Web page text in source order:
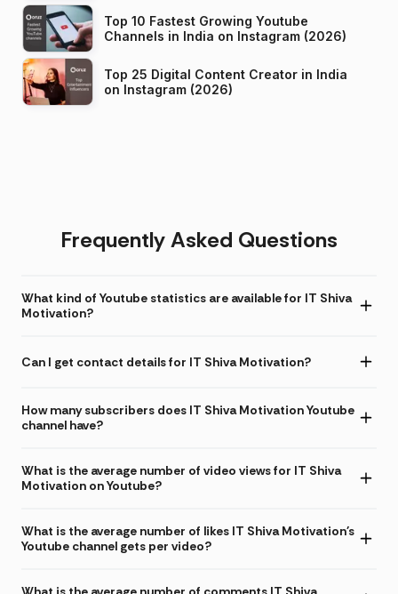
Top 10 Fastest Growing Youtube
Channels in India on Instagram (2026)
Top 25 Digital Content Creator in India
on Instagram (2026)
Frequently Asked Questions
What kind of Youtube statistics are available for IT Shiva
Motivation?
Can I get contact details for IT Shiva Motivation?
How many subscribers does IT Shiva Motivation Youtube
channel have?
What is the average number of video views for IT Shiva
Motivation on Youtube?
What is the average number of likes IT Shiva Motivation's
Youtube channel gets per video?